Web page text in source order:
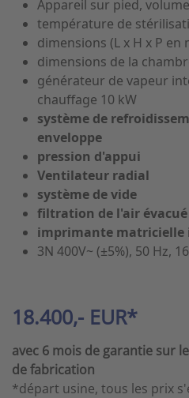
Appareil sur pied,
température de
dimensions (L x H x P en
dimensions de la
générateur de vapeur
chauffage 10 kW
système de
enveloppe
pression d'appui
Ventilateur radial
système de vide
filtration de l'air évacué
imprimante matricielle
3N 400V~ (±5%), 50 Hz,
18.400,- EUR*
avec 6 mois de garantie sur
de fabrication
*départ usine, tous les prix